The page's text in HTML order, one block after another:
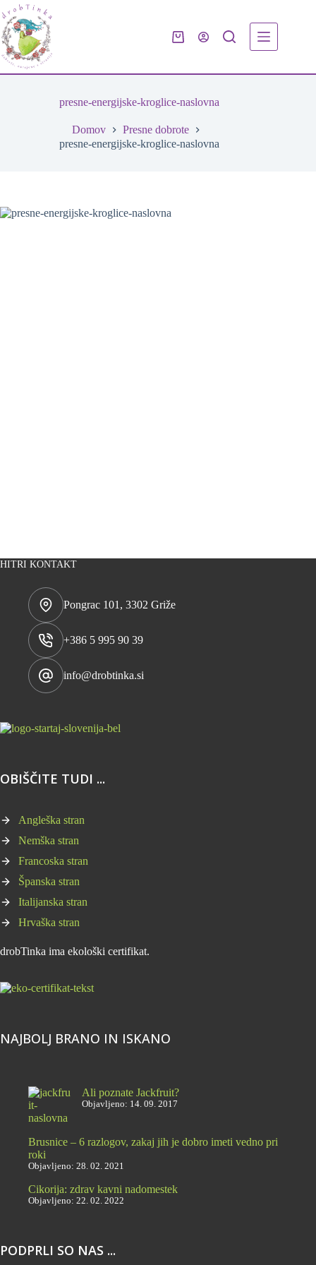
Skip
to
content
Shopping
presne-energijske-kroglice-naslovna
Domov
Presne dobrote
presne-energijske-kroglice-naslovna
HITRI KONTAKT
Pongrac 101, 3302 Griže
+386 5 995 90 39
info@drobtinka.si
OBIŠČITE TUDI ...
Angleška stran
Nemška stran
Francoska stran
Španska stran
Italijanska stran
Hrvaška stran
drobTinka ima ekološki certifikat.
NAJBOLJ BRANO IN ISKANO
Ali poznate Jackfruit?
Objavljeno: 14. 09. 2017
Brusnice – 6 razlogov, zakaj jih je dobro imeti vedno pri
roki
Objavljeno: 28. 02. 2021
Cikorija: zdrav kavni nadomestek
Objavljeno: 22. 02. 2022
PODPRLI SO NAS ...